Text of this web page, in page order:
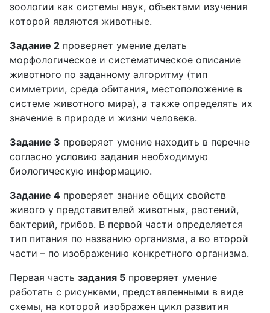
зоологии как системы наук, объектами изучения
которой являются животные.
Задание 2 проверяет умение делать
морфологическое и систематическое описание
животного по заданному алгоритму (тип
симметрии, среда обитания, местоположение в
системе животного мира), а также определять их
значение в природе и жизни человека.
Задание 3 проверяет умение находить в перечне
согласно условию задания необходимую
биологическую информацию.
Задание 4 проверяет знание общих свойств
живого у представителей животных, растений,
бактерий, грибов. В первой части определяется
тип питания по названию организма, а во второй
части – по изображению конкретного организма.
Первая часть задания 5 проверяет умение
работать с рисунками, представленными в виде
схемы, на которой изображен цикл развития